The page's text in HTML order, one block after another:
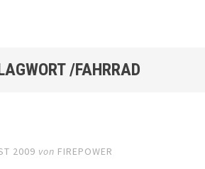
/FAHRRAD
2009 von FIREPOWER